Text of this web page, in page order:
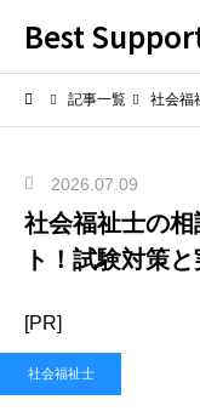
Best
記事一覧 社会福
2026.07.09
社会福祉士の
ト！試験対策
[PR]
社会福祉士